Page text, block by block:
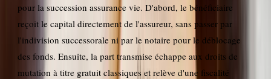
pour la succession assurance vie. D'abord, le bénéficiaire
reçoit le capital directement de l'assureur, sans passer par
l'indivision successorale ni par le notaire pour le déblocage
des fonds. Ensuite, la part transmise échappe aux droits de
mutation à titre gratuit classiques et relève d'une fiscalité